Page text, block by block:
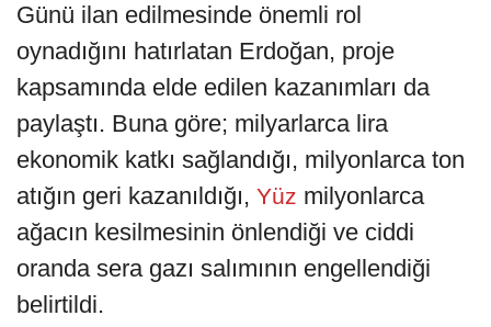
Günü ilan edilmesinde önemli rol
oynadığını hatırlatan Erdoğan, proje
kapsamında elde edilen kazanımları da
paylaştı. Buna göre; milyarlarca lira
ekonomik katkı sağlandığı, milyonlarca ton
atığın geri kazanıldığı, Yüz milyonlarca
ağacın kesilmesinin önlendiği ve ciddi
oranda sera gazı salımının engellendiği
belirtildi.